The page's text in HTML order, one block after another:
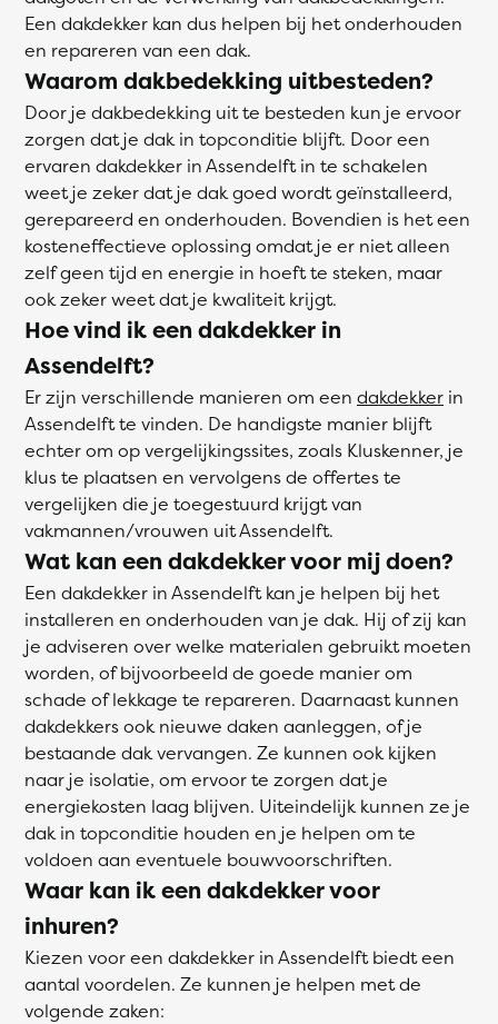
Een dakdekker kan dus helpen bij het onderhouden
en repareren van een dak.
Waarom dakbedekking uitbesteden?
Door je dakbedekking uit te besteden kun je ervoor
zorgen dat je dak in topconditie blijft. Door een
ervaren dakdekker in Assendelft in te schakelen
weet je zeker dat je dak goed wordt geïnstalleerd,
gerepareerd en onderhouden. Bovendien is het een
kosteneffectieve oplossing omdat je er niet alleen
zelf geen tijd en energie in hoeft te steken, maar
ook zeker weet dat je kwaliteit krijgt.
Hoe vind ik een dakdekker in
Assendelft?
Er zijn verschillende manieren om een dakdekker in
Assendelft te vinden. De handigste manier blijft
echter om op vergelijkingssites, zoals Kluskenner, je
klus te plaatsen en vervolgens de offertes te
vergelijken die je toegestuurd krijgt van
vakmannen/vrouwen uit Assendelft.
Wat kan een dakdekker voor mij doen?
Een dakdekker in Assendelft kan je helpen bij het
installeren en onderhouden van je dak. Hij of zij kan
je adviseren over welke materialen gebruikt moeten
worden, of bijvoorbeeld de goede manier om
schade of lekkage te repareren. Daarnaast kunnen
dakdekkers ook nieuwe daken aanleggen, of je
bestaande dak vervangen. Ze kunnen ook kijken
naar je isolatie, om ervoor te zorgen dat je
energiekosten laag blijven. Uiteindelijk kunnen ze je
dak in topconditie houden en je helpen om te
voldoen aan eventuele bouwvoorschriften.
Waar kan ik een dakdekker voor
inhuren?
Kiezen voor een dakdekker in Assendelft biedt een
aantal voordelen. Ze kunnen je helpen met de
volgende zaken: